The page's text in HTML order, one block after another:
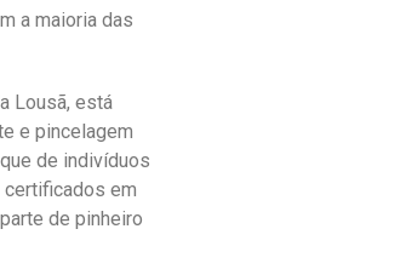
a maioria das
Lousã, está
e pincelagem
de indivíduos
certificados em
de pinheiro